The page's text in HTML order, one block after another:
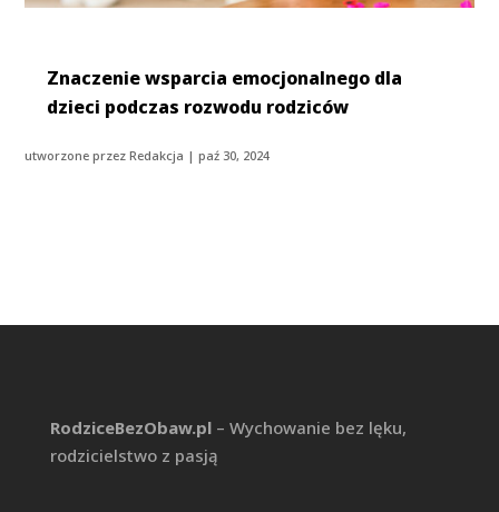
Znaczenie wsparcia emocjonalnego dla
dzieci podczas rozwodu rodziców
utworzone przezRedakcja |paź 30, 2024
RodziceBezObaw.pl– Wychowanie bez lęku,
rodzicielstwo z pasją